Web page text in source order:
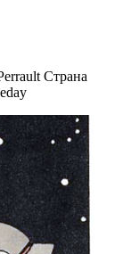
Страна